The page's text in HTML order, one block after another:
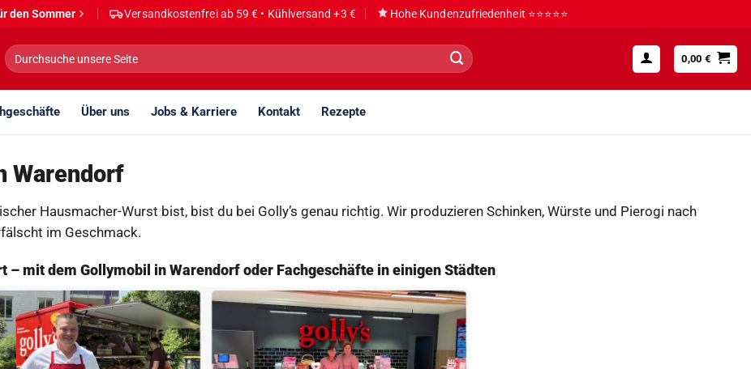
den Sommer Versandkostenfrei ab 59 € • Kühlversand +3 € Hohe Kundenzufriedenheit ⭐⭐⭐⭐⭐
Suche
nach:
0,00€
Über uns Jobs & Karriere Kontakt Rezepte
Warendorf
Hausmacher-Wurst bist, bist du bei Golly’s genau richtig. Wir produzieren Schinken, Würste und Pierogi nach
im Geschmack.
– mit dem Gollymobil in Warendorf oder Fachgeschäfte in einigen Städten